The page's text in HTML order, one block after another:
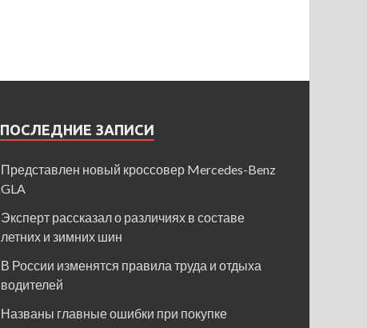
ПОСЛЕДНИЕ ЗАПИСИ
Представлен новый кроссовер Mercedes-Benz
GLA
Эксперт рассказал о различиях в составе
летних и зимних шин
В России изменятся правила труда и отдыха
водителей
Названы главные ошибки при покупке